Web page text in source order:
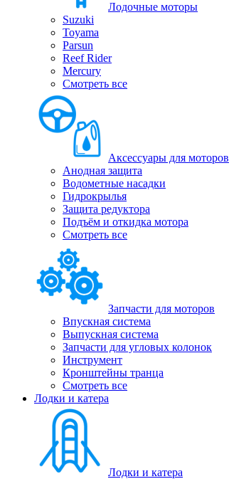
Лодочные моторы
Suzuki
Toyama
Parsun
Reef Rider
Mercury
Смотреть все
Аксессуары для моторов
Анодная защита
Водометные насадки
Гидрокрылья
Защита редуктора
Подъём и откидка мотора
Смотреть все
Запчасти для моторов
Впускная система
Выпускная система
Запчасти для угловых колонок
Инструмент
Кронштейны транца
Смотреть все
Лодки и катера
Лодки и катера